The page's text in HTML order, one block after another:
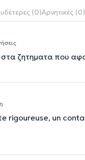
(0)Αρνητικές (0)
ζητηματα που
rigoureuse, un